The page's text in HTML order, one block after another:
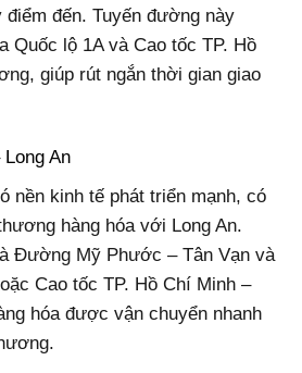
điểm đến. Tuyến đường này
Quốc lộ 1A và Cao tốc TP. Hồ
giúp rút ngắn thời gian giao
An
nền kinh tế phát triển mạnh, có
hàng hóa với Long An.
Đường Mỹ Phước – Tân Vạn và
Cao tốc TP. Hồ Chí Minh –
hóa được vận chuyển nhanh